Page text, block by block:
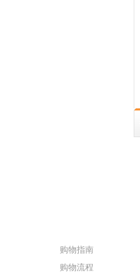
购物指南
购物流程